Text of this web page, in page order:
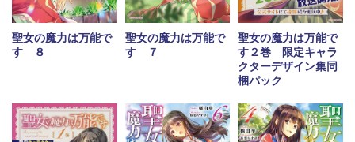
聖女の魔力は万能で
す ８
聖女の魔力は万能で
す ７
聖女の魔力は万能で
す２巻 限定キャラ
クターデザイン集同
梱パック